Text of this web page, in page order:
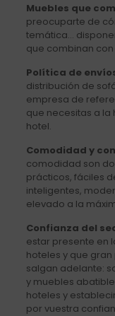
Muebles que
preocuparte de
temática…
que combinan
Política de
distribución de
empresa de
que necesitas a
hotel.
Comodidad y
comodidad son
prácticos, fáciles
inteligentes,
elevado a la
Confianza del
estar presente en
hoteles y que
salgan adelante:
y muebles
hoteles y
por vuestra